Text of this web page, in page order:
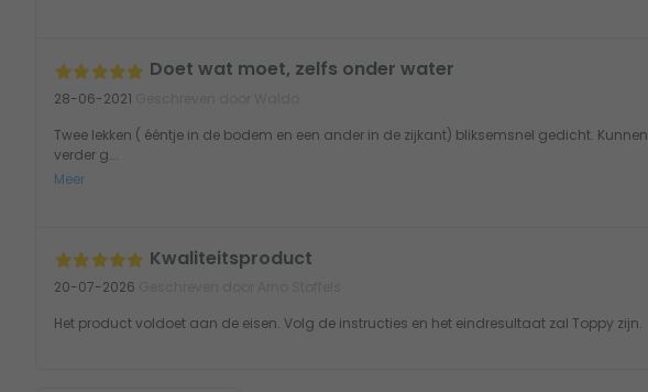
Doet wat moet, zelfs onder water
28-06-2021
Twee lekken ( ééntje in de bodem en een ander in de zijkant) bliksemsnel gedicht. Kunnen
verder g...
Meer
Kwaliteitsproduct
20-07-2026
Het product voldoet aan de eisen. Volg de instructies en het eindresultaat zal Toppy zijn.